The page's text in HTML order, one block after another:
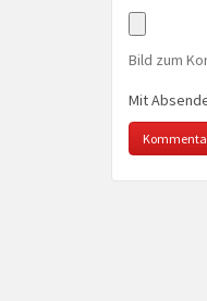
Bild zum
Mit